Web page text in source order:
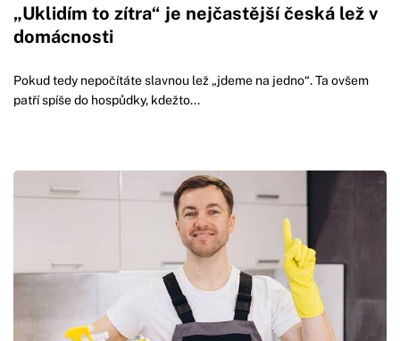
„Uklidím to zítra“ je nejčastější česká lež v
domácnosti
Pokud tedy nepočítáte slavnou lež „jdeme na jedno“. Ta ovšem
patří spíše do hospůdky, kdežto...